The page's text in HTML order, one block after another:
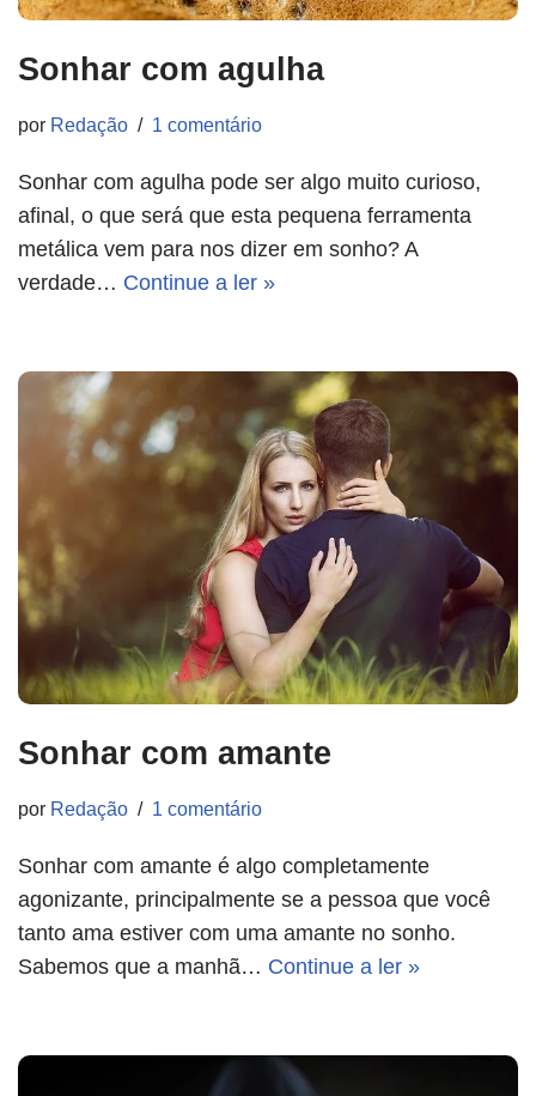
Sonhar com agulha
por Redação 1 comentário
Sonhar com agulha pode ser algo muito curioso,
afinal, o que será que esta pequena ferramenta
metálica vem para nos dizer em sonho? A
verdade… Continue a ler »
Sonhar com amante
por Redação 1 comentário
Sonhar com amante é algo completamente
agonizante, principalmente se a pessoa que você
tanto ama estiver com uma amante no sonho.
Sabemos que a manhã… Continue a ler »